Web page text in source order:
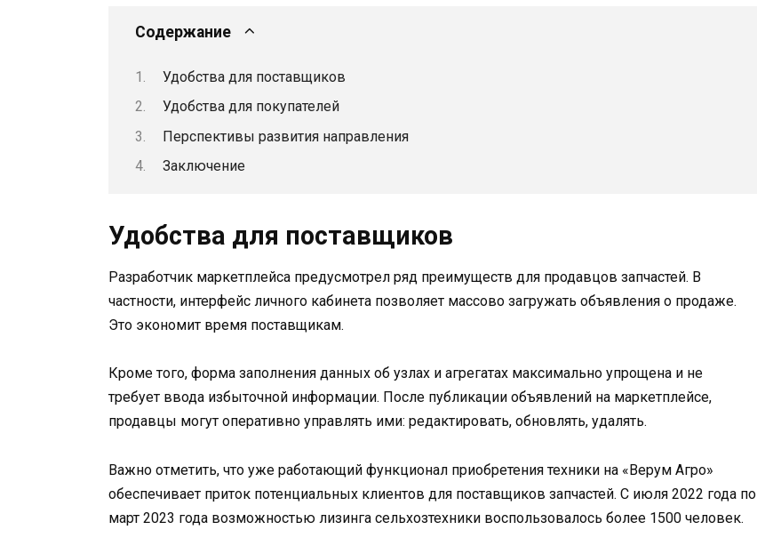
Содержание
Удобства для поставщиков
Удобства для покупателей
Перспективы развития направления
Заключение
Удобства для поставщиков
Разработчик маркетплейса предусмотрел ряд преимуществ для продавцов запчастей. В
частности, интерфейс личного кабинета позволяет массово загружать объявления о продаже.
Это экономит время поставщикам.
Кроме того, форма заполнения данных об узлах и агрегатах максимально упрощена и не
требует ввода избыточной информации. После публикации объявлений на маркетплейсе,
продавцы могут оперативно управлять ими: редактировать, обновлять, удалять.
Важно отметить, что уже работающий функционал приобретения техники на «Верум Агро»
обеспечивает приток потенциальных клиентов для поставщиков запчастей. С июля 2022 года по
март 2023 года возможностью лизинга сельхозтехники воспользовалось более 1500 человек.